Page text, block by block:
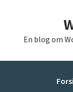
indholdEn blog om